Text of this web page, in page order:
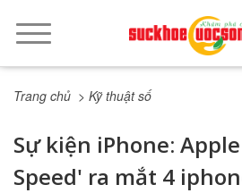
Trang chủ > Kỹ thuật số
Sự kiện iPhone:
Speed' ra mắt 4